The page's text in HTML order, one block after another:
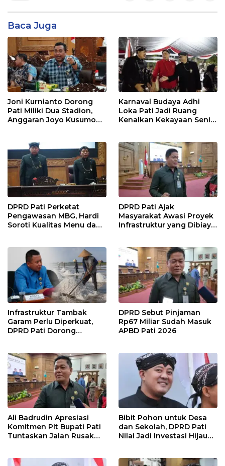
Baca Juga
Joni Kurnianto Dorong
Pati Miliki Dua Stadion,
Anggaran Joyo Kusumo
Karnaval Budaya Adhi
Loka Pati Jadi Ruang
Kenalkan Kekayaan Seni
DPRD Pati Perketat
Pengawasan MBG, Hardi
Soroti Kualitas Menu dan
DPRD Pati Ajak
Masyarakat Awasi Proyek
Infrastruktur yang Dibiayai
Infrastruktur Tambak
Garam Perlu Diperkuat,
DPRD Pati Dorong
DPRD Sebut Pinjaman
Rp67 Miliar Sudah Masuk
APBD Pati 2026
Ali Badrudin Apresiasi
Komitmen Plt Bupati Pati
Tuntaskan Jalan Rusak
Bibit Pohon untuk Desa
dan Sekolah, DPRD Pati
Nilai Jadi Investasi Hijau